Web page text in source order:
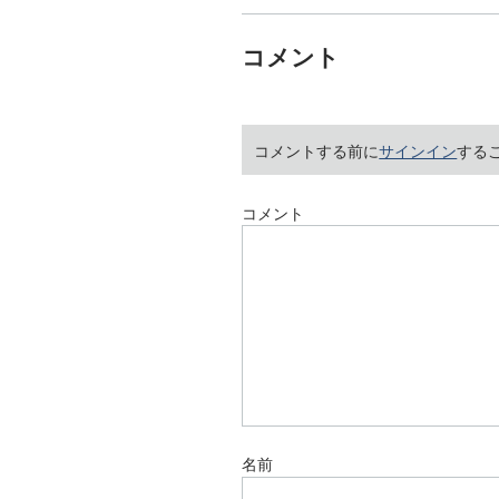
コメント
コメントする前にサインインする
コメント
名前